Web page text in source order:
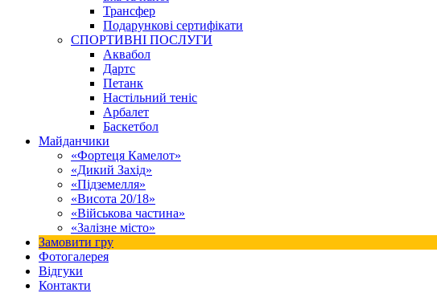
Трансфер
Подарункові сертифікати
СПОРТИВНІ ПОСЛУГИ
Аквабол
Дартс
Петанк
Настільний теніс
Арбалет
Баскетбол
Майданчики
«Фортеця Камелот»
«Дикий Захід»
«Підземелля»
«Висота 20/18»
«Військова частина»
«Залізне місто»
Замовити гру
Фотогалерея
Відгуки
Контакти